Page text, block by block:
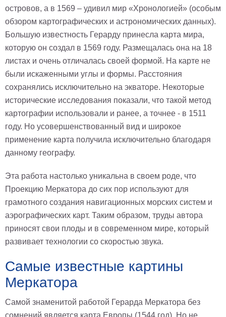
офис
Цветы
Рок
группы
Спорт
В
спальню
Природа
Мерилин
Монро
Футбол
Мотивирующие
Города
Нью
Йорк
Посмотреть
темы
Услуги
Багетная
Рамы
для
островов, а в 1569 – удивил мир «Хронологией» (особым
обзором картографических и астрономических данных).
Большую известность Герарду принесла карта мира,
которую он создал в 1569 году. Размещалась она на 18
листах и очень отличалась своей формой. На карте не
были искаженными углы и формы. Расстояния
сохранялись исключительно на экваторе. Некоторые
исторические исследования показали, что такой метод
картографии использовали и ранее, а точнее - в 1511
году. Но усовершенствованный вид и широкое
применение карта получила исключительно благодаря
данному географу.
Эта работа настолько уникальна в своем роде, что
Проекцию Меркатора до сих пор используют для
грамотного создания навигационных морских систем и
аэрографических карт. Таким образом, труды автора
приносят свои плоды и в современном мире, который
развивает технологии со скоростью звука.
Самые известные картины
Меркатора
Самой знаменитой работой Герарда Меркатора без
сомнений является карта Европы (1544 год). Но не